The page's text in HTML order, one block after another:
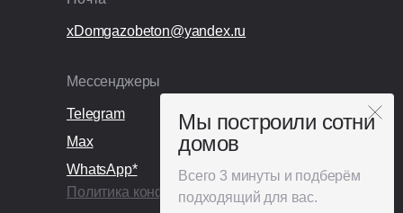
xDomgazobeton@yandex.ru
Мессенджеры
Telegram
WhatsApp*
Max
Политика конфиденциальности
Всего 3 минуты и подберём
подходящий для вас.
Мы построили сотни
домов